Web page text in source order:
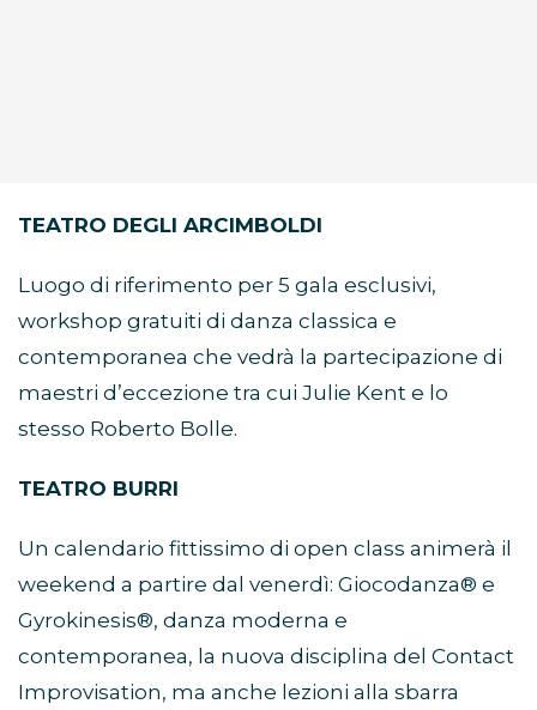
TEATRO DEGLI ARCIMBOLDI
Luogo di riferimento per 5 gala esclusivi,
workshop gratuiti di danza classica e
contemporanea che vedrà la partecipazione di
maestri d’eccezione tra cui Julie Kent e lo
stesso Roberto Bolle.
TEATRO BURRI
Un calendario fittissimo di open class animerà il
weekend a partire dal venerdì: Giocodanza® e
Gyrokinesis®, danza moderna e
contemporanea, la nuova disciplina del Contact
Improvisation, ma anche lezioni alla sbarra